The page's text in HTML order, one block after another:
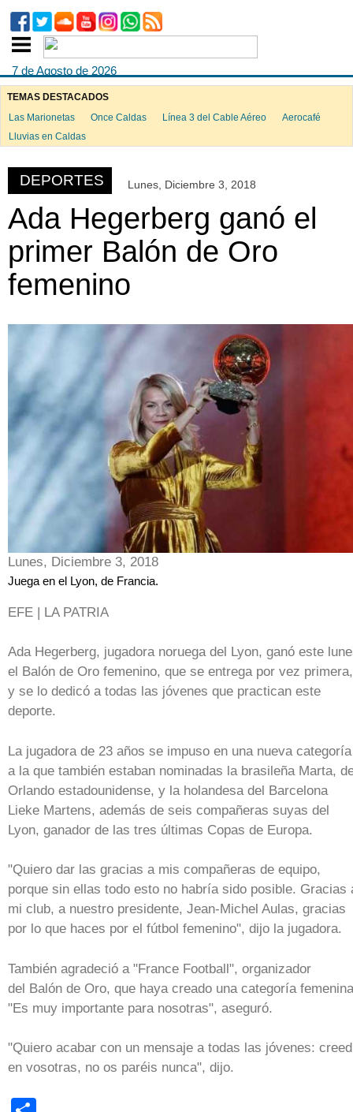
7 de Agosto de 2026
TEMAS DESTACADOS
Las Marionetas
Once Caldas Línea 3 del Cable Aéreo
Aerocafé
Lluvias en Caldas
DEPORTES Lunes, Diciembre 3, 2018
Ada Hegerberg ganó el
primer Balón de Oro
femenino
Lunes, Diciembre 3, 2018
Juega en el Lyon, de Francia.
EFE | LA PATRIA
Ada Hegerberg, jugadora noruega del Lyon, ganó este
el Balón de Oro femenino, que se entrega por vez primera,
y se lo dedicó a todas las jóvenes que practican este
deporte.
La jugadora de 23 años se impuso en una nueva categoría
a la que también estaban nominadas la brasileña Marta,
Orlando estadounidense, y la holandesa del Barcelona
Lieke Martens, además de seis compañeras suyas del
Lyon, ganador de las tres últimas Copas de Europa.
"Quiero dar las gracias a mis compañeras de equipo,
porque sin ellas todo esto no habría sido posible. Gracias
mi club, a nuestro presidente, Jean-Michel Aulas, gracias
por lo que haces por el fútbol femenino", dijo la jugadora.
También agradeció a "France Football", organizador
del Balón de Oro, que haya creado una categoría
"Es muy importante para nosotras", aseguró.
"Quiero acabar con un mensaje a todas las jóvenes: creed
en vosotras, no os paréis nunca", dijo.